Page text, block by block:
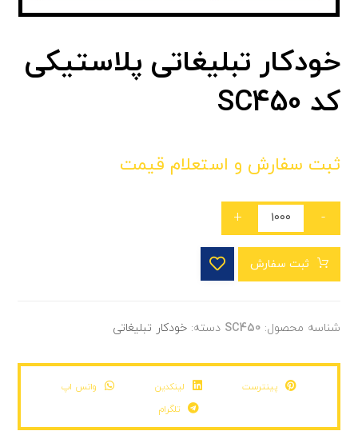
خودکار تبلیغاتی پلاستیکی
کد SC450
ثبت سفارش و استعلام قیمت
-
+
ثبت سفارش
شناسه محصول:SC450 دسته:خودکار تبلیغاتی
پینترست لینکدین
واتس اپ
تلگرام